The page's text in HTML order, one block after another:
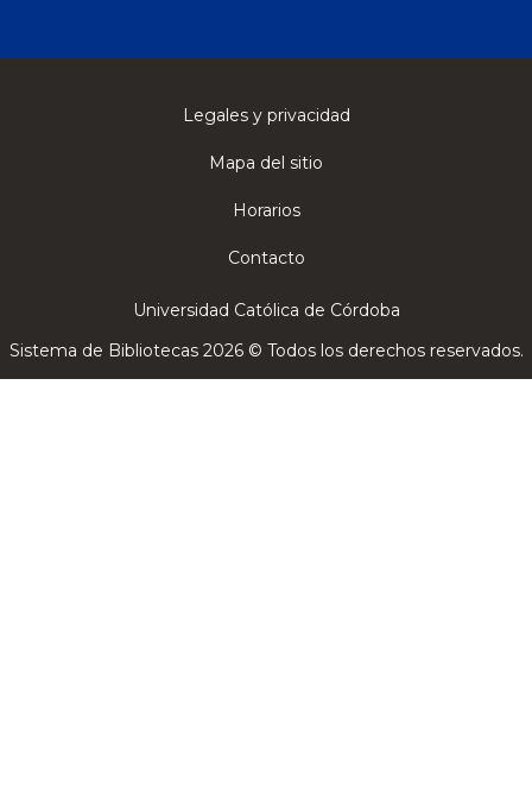
Legales y privacidad
Mapa del sitio
Horarios
Contacto
Universidad Católica de Córdoba
Sistema de Bibliotecas 2026 © Todos los derechos reservados.